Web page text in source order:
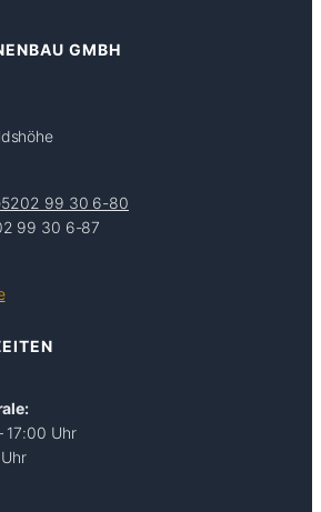
GMBH
99 30 6-80
99 30 6-87
17:00 Uhr